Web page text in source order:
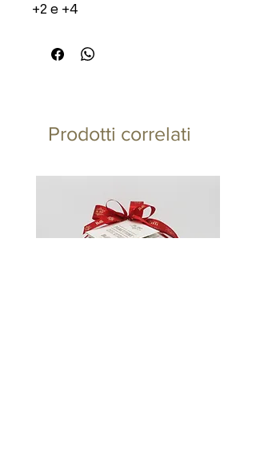
+2 e +4
Prodotti correlati